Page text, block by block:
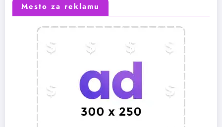
Mesto za reklamu